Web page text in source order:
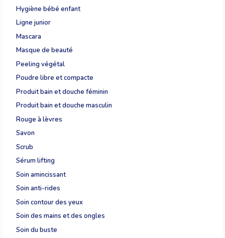
Hygiène bébé enfant
Ligne junior
Mascara
Masque de beauté
Peeling végétal
Poudre libre et compacte
Produit bain et douche féminin
Produit bain et douche masculin
Rouge à lèvres
Savon
Scrub
Sérum lifting
Soin amincissant
Soin anti-rides
Soin contour des yeux
Soin des mains et des ongles
Soin du buste